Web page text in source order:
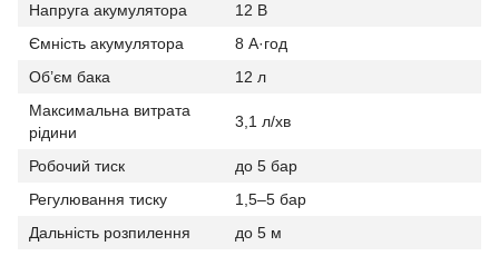
Напруга акумулятора
12 В
Ємність акумулятора
8 А·год
Об’єм бака
12 л
Максимальна витрата
рідини
3,1 л/хв
Робочий тиск
до 5 бар
Регулювання тиску
1,5–5 бар
Дальність розпилення
до 5 м